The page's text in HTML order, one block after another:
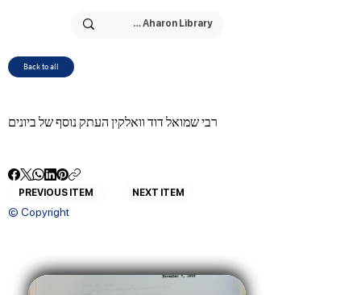
Back to all
רבי שמואל דוד וואלקין העתק נוסף של ביונים
PREVIOUS ITEM NEXT ITEM
© Copyright